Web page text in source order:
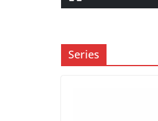
Series